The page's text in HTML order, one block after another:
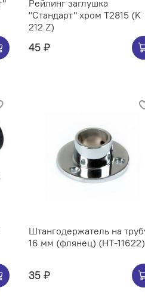
Рейлинг заглушка
"Стандарт" хром Т2815 (K
212 Z)
45 ₽
Штангодержатель на трубу
16 мм (флянец) (НТ-11622)
35 ₽